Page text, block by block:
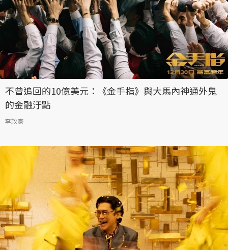
不曾追回的10億美元：《金手指》與大馬內神通外鬼
的金融汙點
李政豪